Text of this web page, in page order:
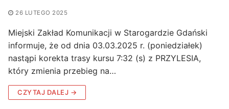
26 LUTEGO 2025
Miejski Zakład Komunikacji w Starogardzie Gdański
informuje, że od dnia 03.03.2025 r. (poniedziałek)
nastąpi korekta trasy kursu 7:32 (s) z PRZYLESIA,
który zmienia przebieg na…
CZYTAJ DALEJ →